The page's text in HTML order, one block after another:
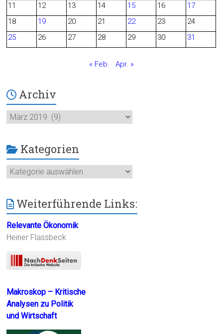
11
12 13 14 15 16
17
18
19 20 21 22 23
24
25
26 27 28 29 30 31
« Feb. Apr. »
Archiv
Archiv
Kategorien
Kategorien
Weiterführende Links:
Relevante Ökonomik
Heiner Flassbeck
Makroskop – Kritische
Analysen zu Politik
und Wirtschaft